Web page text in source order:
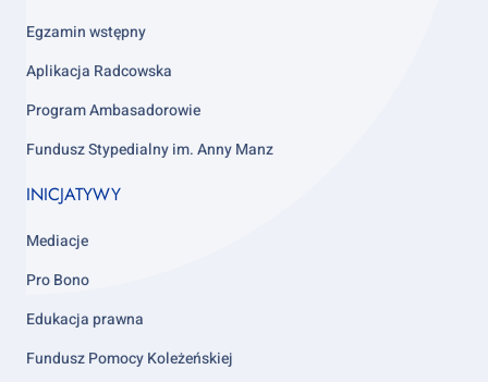
4
Egzamin wstępny
Aplikacja Radcowska
Program Ambasadorowie
Fundusz Stypedialny im. Anny Manz
INICJATYWY
Mediacje
Pro Bono
Edukacja prawna
Fundusz Pomocy Koleżeńskiej